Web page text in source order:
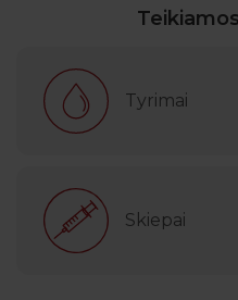
Tyrimai
Skiepai